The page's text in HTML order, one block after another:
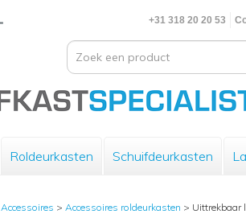
+31 318 20 20 53
Roldeurkasten Schuifdeurkasten
Accessoires > Accessoires roldeurkasten > Uittrekbaar